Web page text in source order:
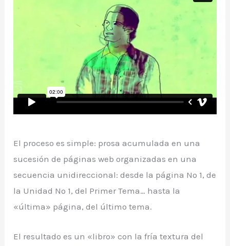
El proceso es simple: prosa acumulada en una
sucesión de páginas web organizadas en una
secuencia unidireccional: desde la página Nº 1, de
la Unidad Nº 1, del Primer Tema… hasta la
«última» página, del último tema.
El resultado es un «libro» con la fría textura del